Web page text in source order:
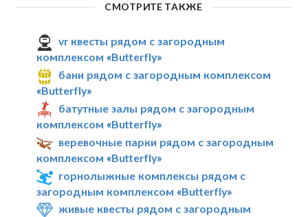
СМОТРИТЕ ТАКЖЕ
vr квесты рядом с загородным
комплексом «Butterfly»
бани рядом с загородным комплексом
«Butterfly»
батутные залы рядом с загородным
комплексом «Butterfly»
веревочные парки рядом с загородным
комплексом «Butterfly»
горнолыжные комплексы рядом с
загородным комплексом «Butterfly»
живые квесты рядом с загородным